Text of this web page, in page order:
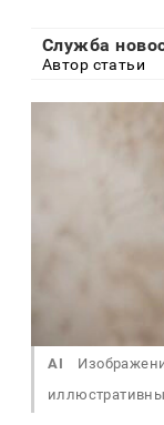
Служба
Автор статьи
AI